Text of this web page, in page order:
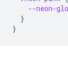
--neon-
}
}